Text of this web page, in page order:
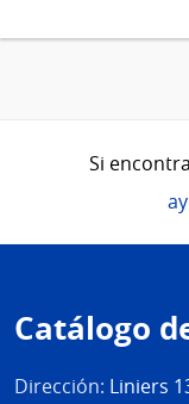
Si
de
página
Catálogo
Dirección: Liniers